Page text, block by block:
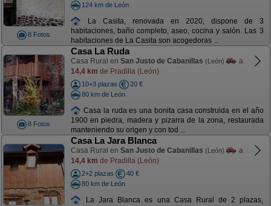
8 Fotos
124 km de León
La Casita, renovada en 2020, dispone de 3
habitaciones, baño completo, aseo, cocina y salón. Las 3
habitaciones de La Casita son acogedoras ...
8 Fotos
Casa La Ruda
Casa Rural en San Justo de Cabanillas (León)
a
14,4 km de Pradilla (León)
10+3 plazas
20 €
80 km de León
Casa la ruda es una bonita casa construida en el año
1900 en piedra, madera y pizarra de la zona, restaurada
manteniendo su origen y con tod ...
Casa La Jara Blanca
Casa Rural en San Justo de Cabanillas (León)
a
14,4 km de Pradilla (León)
2+2 plazas
40 €
80 km de León
La Jara Blanca es una Casa Rural de 2 plazas,